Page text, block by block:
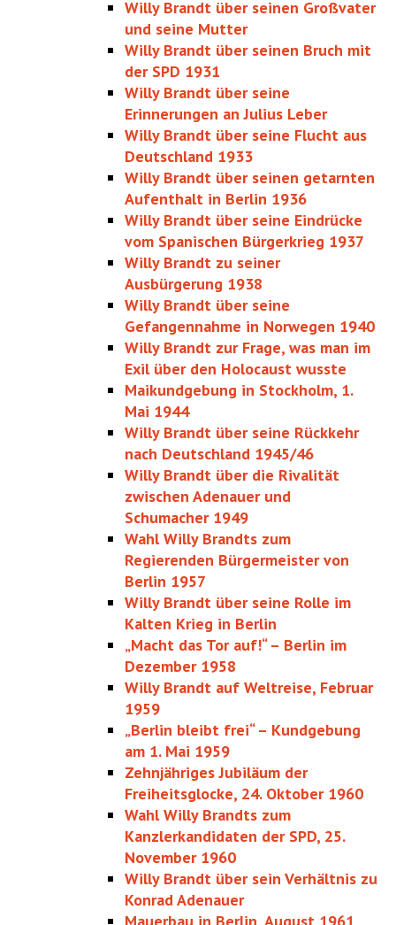
Willy Brandt über seinen Großvater
und seine Mutter
Willy Brandt über seinen Bruch mit
der SPD 1931
Willy Brandt über seine
Erinnerungen an Julius Leber
Willy Brandt über seine Flucht aus
Deutschland 1933
Willy Brandt über seinen getarnten
Aufenthalt in Berlin 1936
Willy Brandt über seine Eindrücke
vom Spanischen Bürgerkrieg 1937
Willy Brandt zu seiner
Ausbürgerung 1938
Willy Brandt über seine
Gefangennahme in Norwegen 1940
Willy Brandt zur Frage, was man im
Exil über den Holocaust wusste
Maikundgebung in Stockholm, 1.
Mai 1944
Willy Brandt über seine Rückkehr
nach Deutschland 1945/46
Willy Brandt über die Rivalität
zwischen Adenauer und
Schumacher 1949
Wahl Willy Brandts zum
Regierenden Bürgermeister von
Berlin 1957
Willy Brandt über seine Rolle im
Kalten Krieg in Berlin
„Macht das Tor auf!“ – Berlin im
Dezember 1958
Willy Brandt auf Weltreise, Februar
1959
„Berlin bleibt frei“ – Kundgebung
am 1. Mai 1959
Zehnjähriges Jubiläum der
Freiheitsglocke, 24. Oktober 1960
Wahl Willy Brandts zum
Kanzlerkandidaten der SPD, 25.
November 1960
Willy Brandt über sein Verhältnis zu
Konrad Adenauer